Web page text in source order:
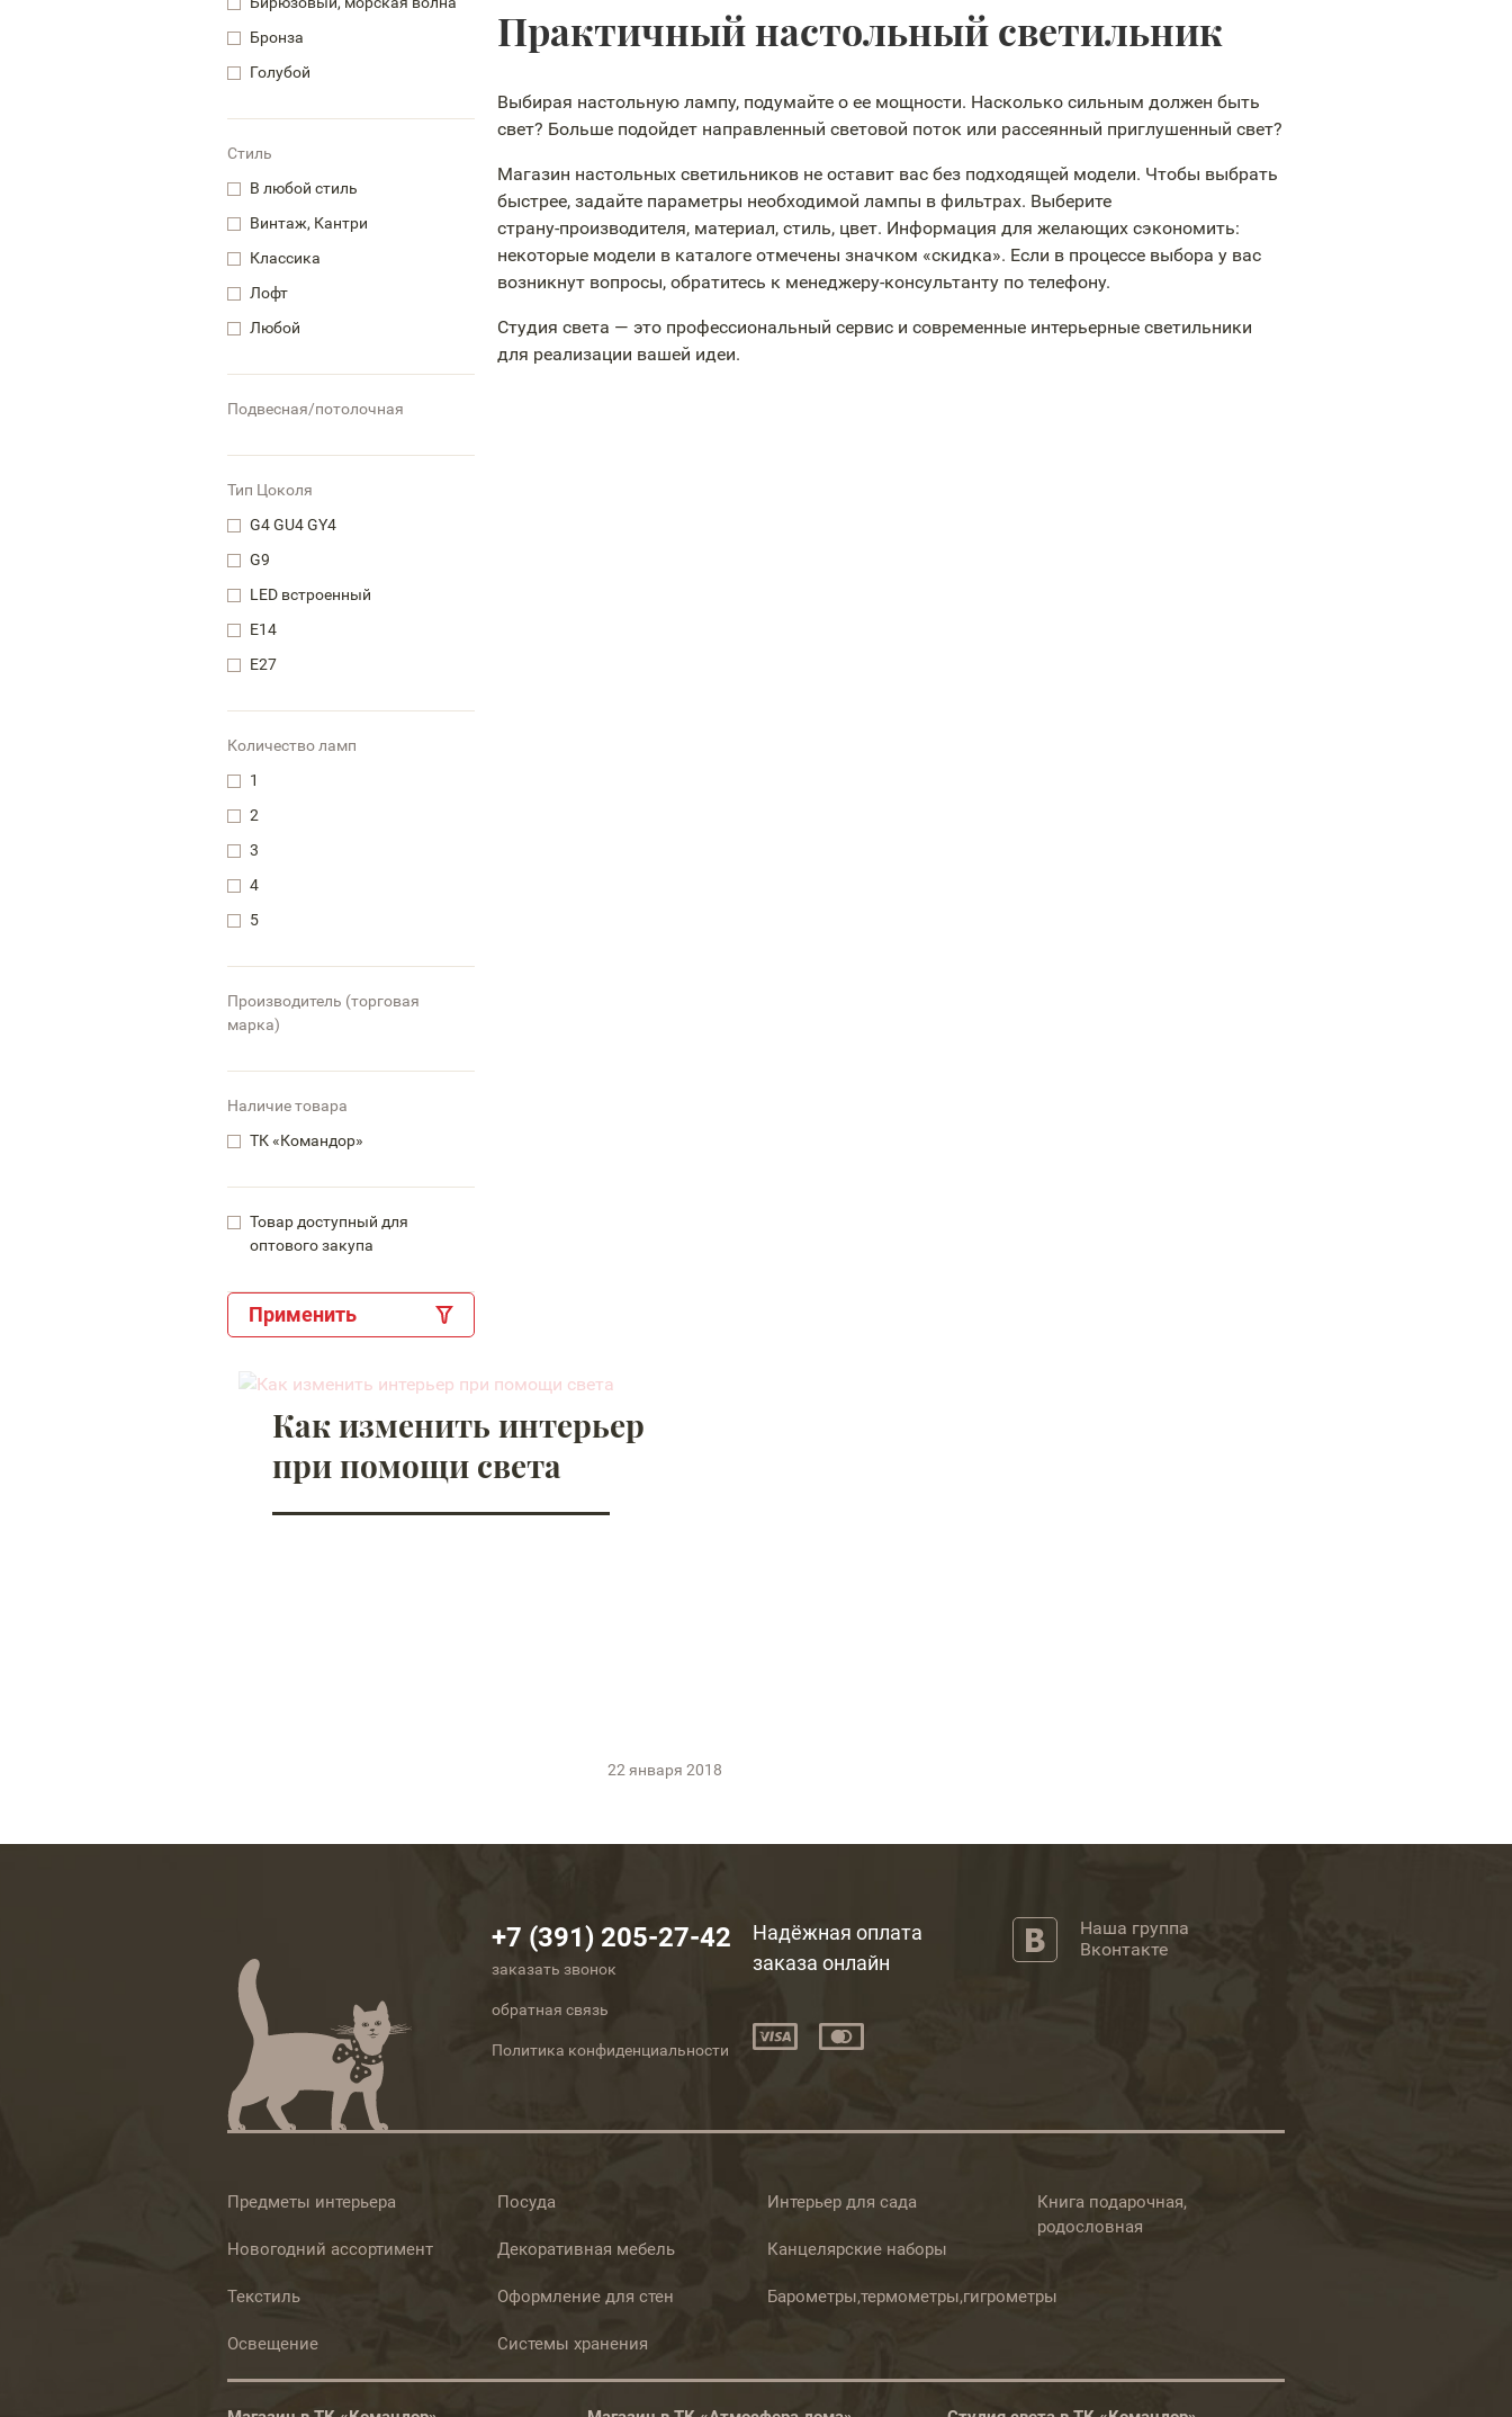
Практичный настольный светильник
Выбирая настольную лампу, подумайте о ее мощности. Насколько сильным должен быть
свет? Больше подойдет направленный световой поток или рассеянный приглушенный свет?
Магазин настольных светильников не оставит вас без подходящей модели. Чтобы выбрать
быстрее, задайте параметры необходимой лампы в фильтрах. Выберите
страну-производителя, материал, стиль, цвет. Информация для желающих сэкономить:
некоторые модели в каталоге отмечены значком «скидка». Если в процессе выбора у вас
возникнут вопросы, обратитесь к менеджеру-консультанту по телефону.
Студия света — это профессиональный сервис и современные интерьерные светильники
для реализации вашей идеи.
Бронза
Голубой
Стиль
В любой стиль
Винтаж, Кантри
Классика
Лофт
Любой
Подвесная/потолочная
Тип Цоколя
G4 GU4 GY4
G9
LED встроенный
Е14
Е27
Количество ламп
1
2
3
4
5
Производитель (торговая
марка)
Наличие товара
ТК «Командор»
Товар доступный для
оптового закупа
Применить
Как изменить интерьер
при помощи света
22 января 2018
+7 (391) 205-27-42
заказать звонок
обратная связь
Политика конфиденциальности
Надёжная оплата
заказа онлайн
Наша группа
Вконтакте
Предметы интерьера
Новогодний ассортимент
Текстиль
Освещение
Посуда
Декоративная мебель
Оформление для стен
Системы хранения
Интерьер для сада
Канцелярские наборы
Барометры,термометры,гигрометры
Книга подарочная,
родословная